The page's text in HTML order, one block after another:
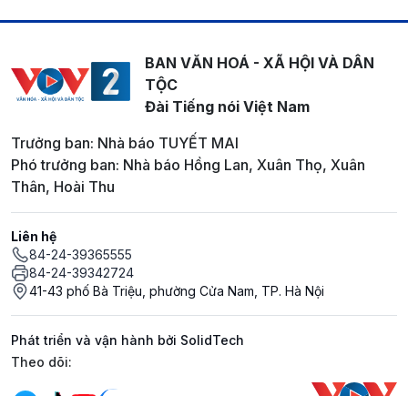
BAN VĂN HOÁ - XÃ HỘI VÀ DÂN
TỘC
Đài Tiếng nói Việt Nam
Trưởng ban: Nhà báo TUYẾT MAI
Phó trưởng ban: Nhà báo Hồng Lan, Xuân Thọ, Xuân
Thân, Hoài Thu
Liên hệ
84-24-39365555
84-24-39342724
41-43 phố Bà Triệu, phường Cửa Nam, TP. Hà Nội
Phát triển và vận hành bởi SolidTech
Mạng xã hội
Theo dõi: